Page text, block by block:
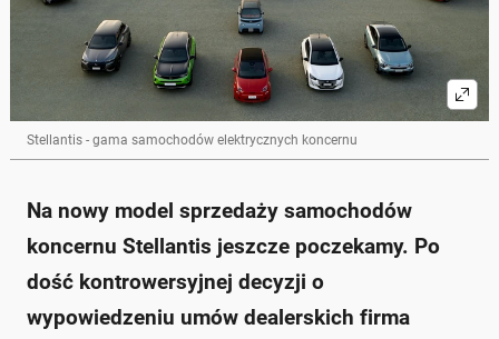
Stellantis - gama samochodów elektrycznych koncernu
Na nowy model sprzedaży samochodów
koncernu Stellantis jeszcze poczekamy. Po
dość kontrowersyjnej decyzji o
wypowiedzeniu umów dealerskich firma